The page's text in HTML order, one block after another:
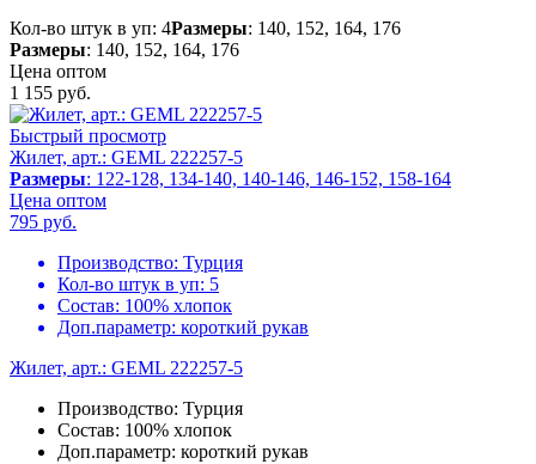
Кол-во штук в уп: 4Размеры: 140, 152, 164, 176
Размеры: 140, 152, 164, 176
Цена оптом
1 155 руб.
Быстрый просмотр
Жилет, арт.: GEML 222257-5
Размеры: 122-128, 134-140, 140-146, 146-152, 158-164
Цена оптом
795 руб.
Производство: Турция
Кол-во штук в уп: 5
Состав: 100% хлопок
Доп.параметр: короткий рукав
Жилет, арт.: GEML 222257-5
Производство: Турция
Состав: 100% хлопок
Доп.параметр: короткий рукав